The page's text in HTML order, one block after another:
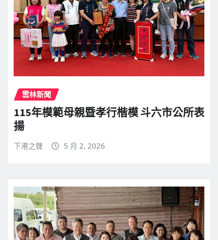
雲林新聞
115年模範母親暨孝行楷模 斗六市公所表
揚
下港之聲 5 月 2, 2026